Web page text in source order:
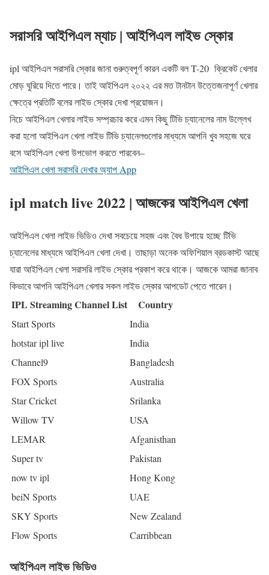
সরাসরি আইপিএল ম্যাচ | আইপিএল লাইভ স্কোর
ipl আইপিএল সরাসরি স্কোর জানা গুরুত্বপূর্ণ কারন একটি বল T-20 ক্রিকেট খেলার
মোড় ঘুরিয়ে দিতে পারে। তাই আইপিএল ২০২২ এর মত টানটান উত্তেজনাপূর্ণ খেলার
ক্ষেত্রে প্রতিটি বলের লাইভ স্কোর দেখা প্রয়োজন।
নিচে আইপিএল খেলার লাইভ সম্প্রচার করে এমন কিছু টিভি চ্যানেলের নাম উল্লেখ
করা হলো আইপিএল খেলা লাইভ টিভি চ্যানেলগুলোর মাধ্যমে আপনি খুব সহজে ঘরে
বসে আইপিএল খেলা উপভোগ করতে পারবেন–
আইপিএল খেলা সরাসরি দেখার অ্যাপ App
ipl match live 2022 | আজকের আইপিএল খেলা
আইপিএল খেলা লাইভ ভিডিও দেখা সবচেয়ে সহজ এবং বৈধ উপায়ে হচ্ছে টিভি
চ্যানেলের মাধ্যমে আইপিএল খেলা দেখা। তাছাড়া অনেক অফিশিয়াল ব্রডকাস্ট আছে
যারা আইপিএল খেলা সরাসরি লাইভ স্কোর প্রকাশ করে থাকে। আজকে আমরা জানাব
কিভাবে আপনি আইপিএল খেলার সকল লাইভ স্কোর আপডেট পেতে পারেন।
IPL Streaming Channel List Country
Start Sports
India
hotstar ipl live
India
Channel9
Bangladesh
FOX Sports
Australia
Star Cricket
Srilanka
Willow TV
USA
LEMAR
Afganisthan
Super tv
Pakistan
now tv ipl
Hong Kong
beiN Sports
UAE
SKY Sports
New Zealand
Flow Sports
Carribbean
আইপিএল লাইভ ভিডিও